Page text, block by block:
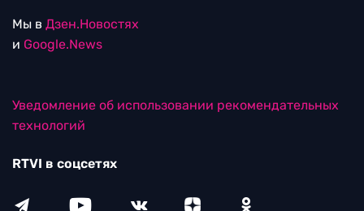
Мы в Дзен.Новостях
и Google.News
Уведомление об использовании рекомендательных
технологий
RTVI в соцсетях